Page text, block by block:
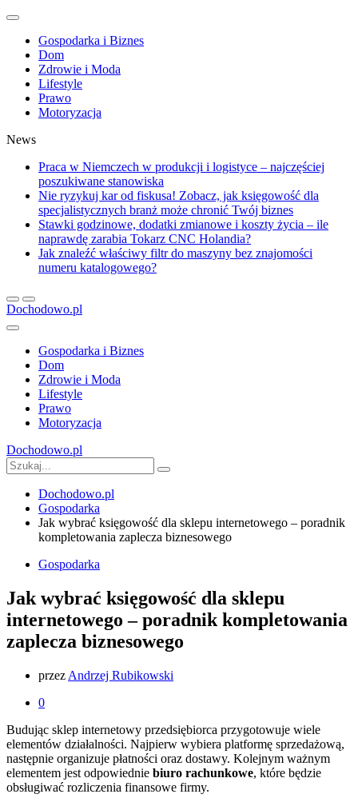
Gospodarka i Biznes
Dom
Zdrowie i Moda
Lifestyle
Prawo
Motoryzacja
News
Praca w Niemczech w produkcji i logistyce – najczęściej
poszukiwane stanowiska
Nie ryzykuj kar od fiskusa! Zobacz, jak księgowość dla
specjalistycznych branż może chronić Twój biznes
Stawki godzinowe, dodatki zmianowe i koszty życia – ile
naprawdę zarabia Tokarz CNC Holandia?
Jak znaleźć właściwy filtr do maszyny bez znajomości
numeru katalogowego?
Dochodowo.pl
Gospodarka i Biznes
Dom
Zdrowie i Moda
Lifestyle
Prawo
Motoryzacja
Dochodowo.pl
Dochodowo.pl
Gospodarka
Jak wybrać księgowość dla sklepu internetowego – poradnik
kompletowania zaplecza biznesowego
Gospodarka
Jak wybrać księgowość dla sklepu
internetowego – poradnik kompletowania
zaplecza biznesowego
przez Andrzej Rubikowski
0
Budując sklep internetowy przedsiębiorca przygotowuje wiele
elementów działalności. Najpierw wybiera platformę sprzedażową,
następnie organizuje płatności oraz dostawy. Kolejnym ważnym
elementem jest odpowiednie biuro rachunkowe, które będzie
obsługiwać rozliczenia finansowe firmy.